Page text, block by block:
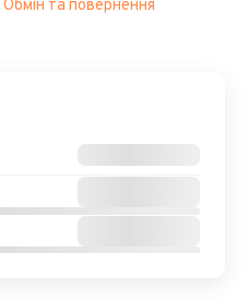
Обмін та повернення